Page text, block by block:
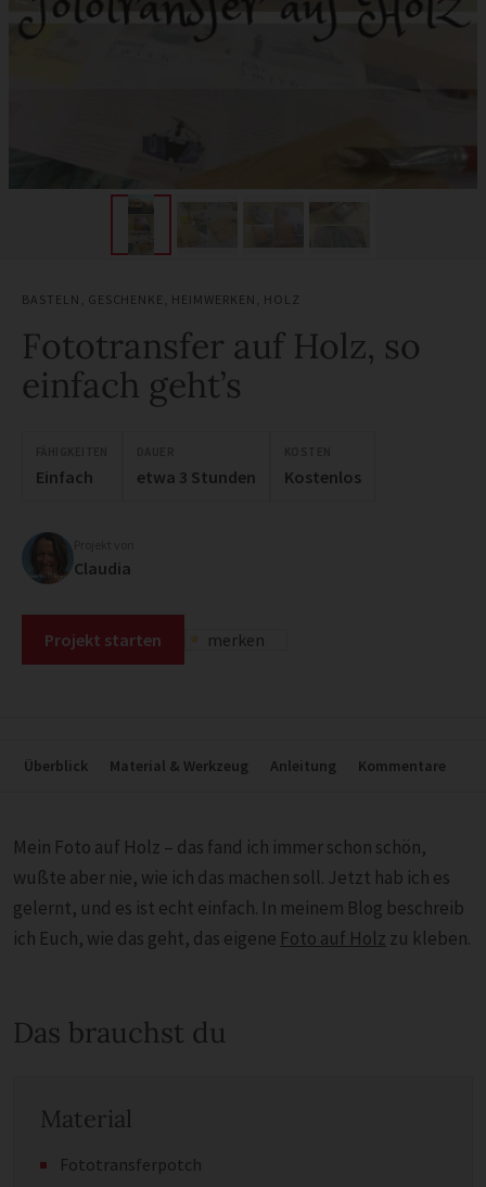
BASTELN GESCHENKE HEIMWERKEN HOLZ
Fototransfer auf Holz, so
einfach geht’s
Einfach etwa 3 Stunden Kostenlos
Claudia
Projekt starten merken
Überblick Material & Werkzeug Anleitung Kommentare
Mein Foto auf Holz – das fand ich immer schon schön,
wußte aber nie, wie ich das machen soll. Jetzt hab ich es
gelernt, und es ist echt einfach. In meinem Blog beschreib
ich Euch, wie das geht, das eigene Foto auf Holz zu kleben.
Das brauchst du
Material
Fototransferpotch